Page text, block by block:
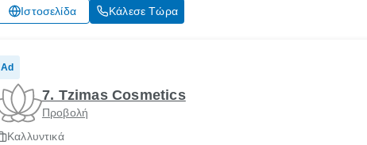
Ιστοσελίδα
Κάλεσε Τώρα
Ad
7. Tzimas Cosmetics
Προβολή
Καλλυντικά